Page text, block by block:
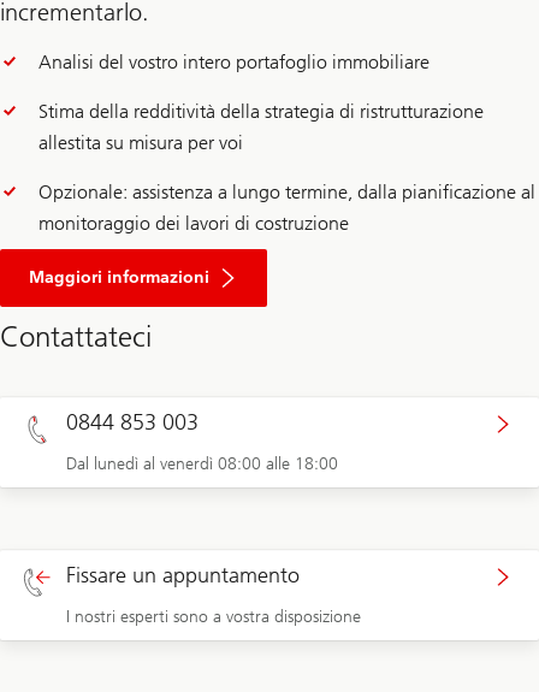
incrementarlo.
Analisi del vostro intero portafoglio immobiliare
Stima della redditività della strategia di ristrutturazione
allestita su misura per voi
Opzionale: assistenza a lungo termine, dalla pianificazione al
monitoraggio dei lavori di costruzione
Maggiori informazioni
Contattateci
0844 853 003
Dal lunedì al venerdì 08:00 alle 18:00
Fissare un appuntamento
I nostri esperti sono a vostra disposizione